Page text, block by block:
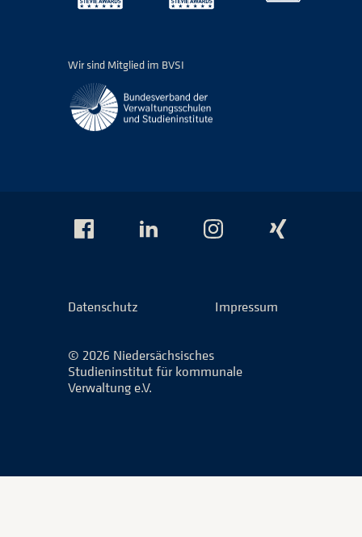
Wir sind Mitglied im BVSI
Das
Das
Das
Das
© 2026 Niedersächsisches
Studieninstitut für kommunale
Verwaltung e.V.
Datenschutz Impressum